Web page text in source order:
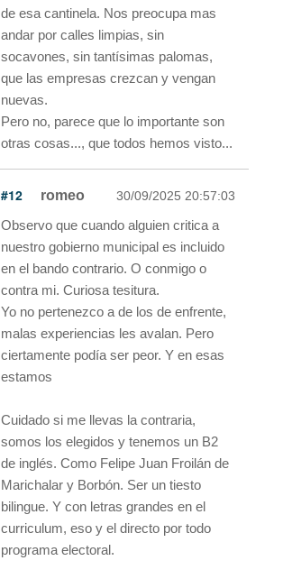
de esa cantinela. Nos preocupa mas
andar por calles limpias, sin
socavones, sin tantísimas palomas,
que las empresas crezcan y vengan
nuevas.
Pero no, parece que lo importante son
otras cosas..., que todos hemos visto...
#12 romeo 30/09/2025 20:57:03
Observo que cuando alguien critica a
nuestro gobierno municipal es incluido
en el bando contrario. O conmigo o
contra mi. Curiosa tesitura.
Yo no pertenezco a de los de enfrente,
malas experiencias les avalan. Pero
ciertamente podía ser peor. Y en esas
estamos
Cuidado si me llevas la contraria,
somos los elegidos y tenemos un B2
de inglés. Como Felipe Juan Froilán de
Marichalar y Borbón. Ser un tiesto
bilingue. Y con letras grandes en el
curriculum, eso y el directo por todo
programa electoral.